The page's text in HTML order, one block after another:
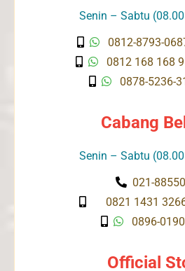
Senin – Sabtu
0812-8793-
0812 168 168
0878-5236-
Cabang
Senin – Sabtu
021-
0821 1431
0896-
Official